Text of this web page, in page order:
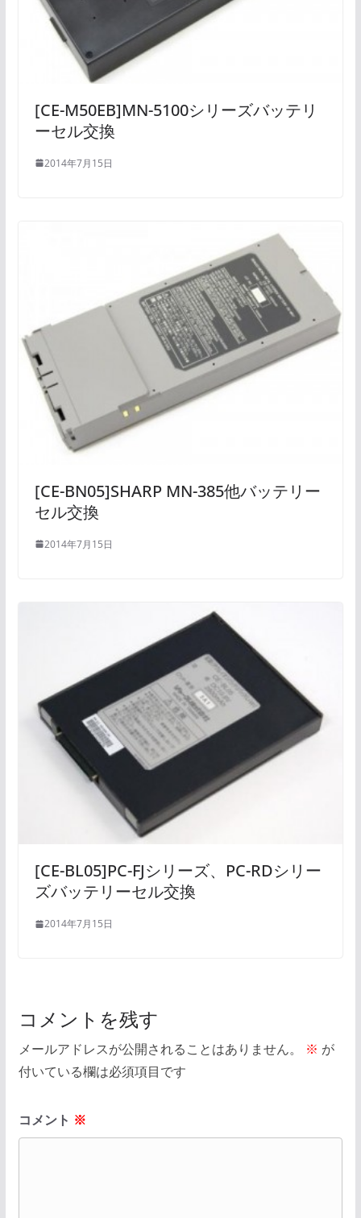
[CE-M50EB]MN-5100シリーズバッテリ
ーセル交換
2014年7月15日
[CE-BN05]SHARP MN-385他バッテリー
セル交換
2014年7月15日
[CE-BL05]PC-FJシリーズ、PC-RDシリー
ズバッテリーセル交換
2014年7月15日
コメントを残す
メールアドレスが公開されることはありません。 ※ が
付いている欄は必須項目です
コメント ※